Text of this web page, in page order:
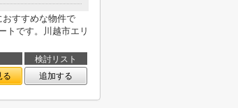
すすめな物件で
トです。川越市エリ
検討リスト
る 追加する